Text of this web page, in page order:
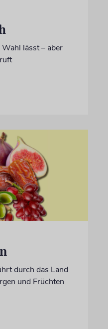
lässt – aber
durch das Land
und Früchten